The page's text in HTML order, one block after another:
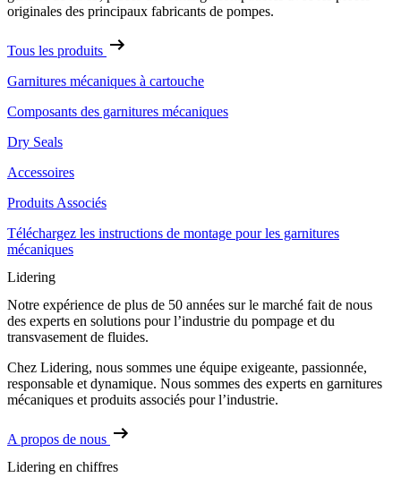
originales des principaux fabricants de pompes.
Tous les produits
Garnitures mécaniques à cartouche
Composants des garnitures mécaniques
Dry Seals
Accessoires
Produits Associés
Téléchargez les instructions de montage pour les garnitures
mécaniques
Lidering
Notre expérience de plus de 50 années sur le marché fait de nous
des experts en solutions pour l’industrie du pompage et du
transvasement de fluides.
Chez Lidering, nous sommes une équipe exigeante, passionnée,
responsable et dynamique. Nous sommes des experts en garnitures
mécaniques et produits associés pour l’industrie.
A propos de nous
Lidering en chiffres